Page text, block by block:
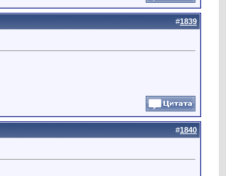
#1839
#1840